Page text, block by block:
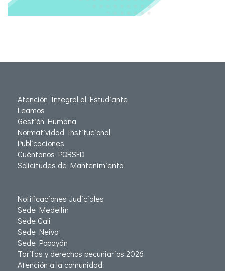
Atención Integral al Estudiante
Leamos
Gestión Humana
Normatividad Institucional
Publicaciones
Cuéntanos PQRSFD
Solicitudes de Mantenimiento
Notificaciones Judiciales
Sede Medellín
Sede Cali
Sede Neiva
Sede Popayán
Tarifas y derechos pecuniarios 2026
Atención a la comunidad